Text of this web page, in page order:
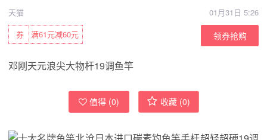
天猫
01月31日 5:26
满61元减60元
券 领券抢购
邓刚天元浪尖大物杆19调鱼竿
值得 (0) 收藏 (0)